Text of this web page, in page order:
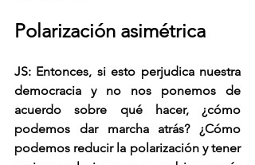
Polarización asimétrica
JS: Entonces, si esto perjudica nuestra
democracia y no nos ponemos de
acuerdo sobre qué hacer, ¿cómo
podemos dar marcha atrás? ¿Cómo
podemos reducir la polarización y tener